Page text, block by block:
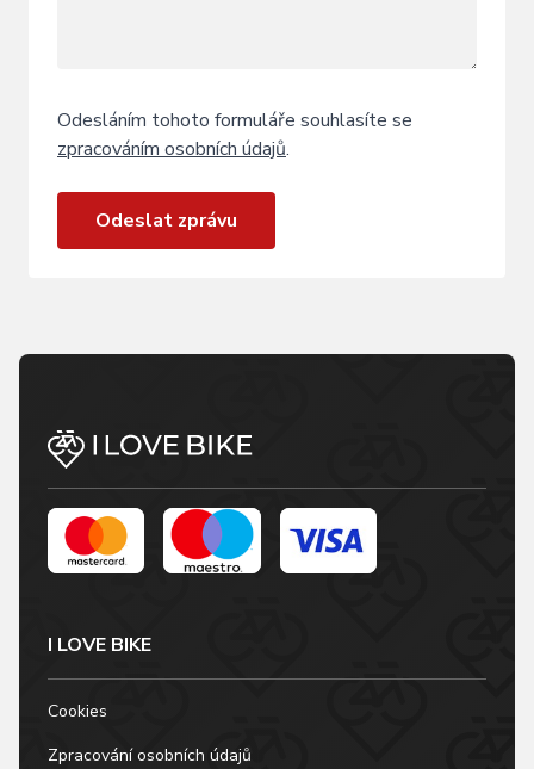
Odesláním tohoto formuláře souhlasíte se
zpracováním osobních údajů.
Odeslat zprávu
I LOVE BIKE
Cookies
Zpracování osobních údajů